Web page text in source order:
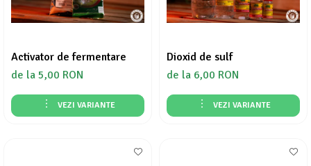
Activator de fermentare
de la 5,00 RON
VEZI VARIANTE
Dioxid de sulf
de la 6,00 RON
VEZI VARIANTE